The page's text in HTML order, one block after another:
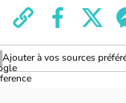
Ajouter à vos sources